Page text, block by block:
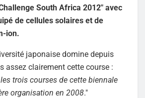
South Africa 2012" avec
de cellules solaires et de
ion.
japonaise domine depuis
assez clairement cette course :
trois courses de cette biennale
organisation en 2008."